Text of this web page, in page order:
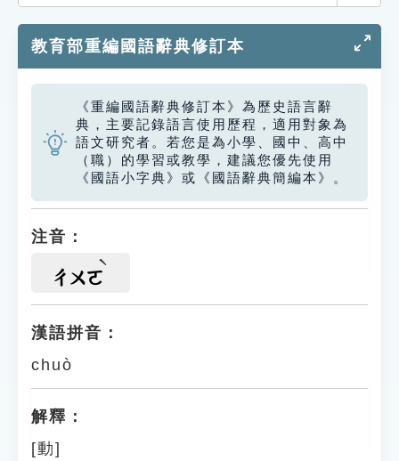
貓頭鷹博士
教育部重編國語辭典修訂本
《重編國語辭典修訂本》為歷史語言辭
典，主要記錄語言使用歷程，適用對象為
語文研究者。若您是為小學、國中、高中
（職）的學習或教學，建議您優先使用
《國語小字典》或《國語辭典簡編本》。
注音：
ㄔㄨㄛ
漢語拼音：
chuò
解釋：
[動]